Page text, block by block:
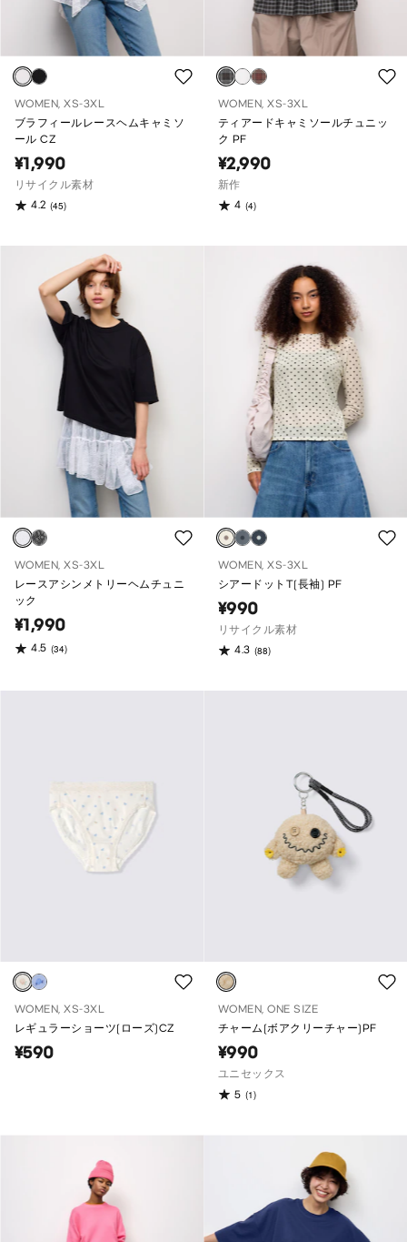
WOMEN, XS-3XL
ブラフィールレースヘムキャミソ
ール CZ
¥1,990
リサイクル素材
4.2 (45)
WOMEN, XS-3XL
ティアードキャミソールチュニッ
ク PF
¥2,990
新作
4 (4)
WOMEN, XS-3XL
レースアシンメトリーヘムチュニ
ック
¥1,990
4.5 (34)
WOMEN, XS-3XL
シアードットT(長袖) PF
¥990
リサイクル素材
4.3 (88)
WOMEN, XS-3XL
レギュラーショーツ(ローズ)CZ
¥590
WOMEN, ONE SIZE
チャーム(ボアクリーチャー)PF
¥990
ユニセックス
5 (1)